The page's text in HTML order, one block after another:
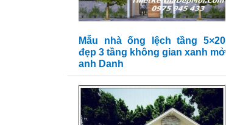
Mẫu nhà ống lệch tầng 5×20
đẹp 3 tầng không gian xanh mở
anh Danh